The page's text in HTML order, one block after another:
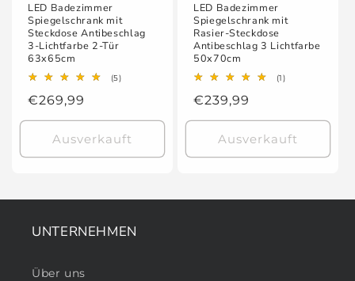
LED Badezimmer
Spiegelschrank mit
Steckdose Antibeschlag
3-Lichtfarbe 2-Tür
63x65cm
(5)5
Normaler
Preis
€269,99
Ausverkauft
LED Badezimmer
Spiegelschrank mit
Rasier-Steckdose
Antibeschlag 3 Lichtfarbe
50x70cm
(1)1
Normaler
Preis
€239,99
Ausverkauft
UNTERNEHMEN
Über uns